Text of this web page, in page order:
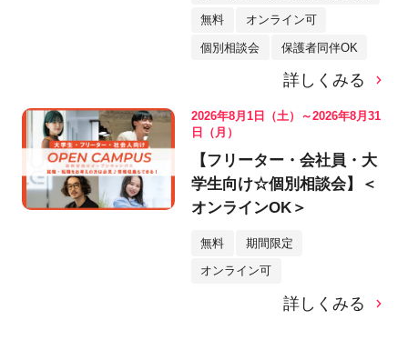
無料 オンライン可
個別相談会 保護者同伴OK
詳しくみる
2026年8月1日（土）～2026年8月31
日（月）
【フリーター・会社員・大
学生向け☆個別相談会】＜
オンラインOK＞
無料 期間限定
オンライン可
詳しくみる